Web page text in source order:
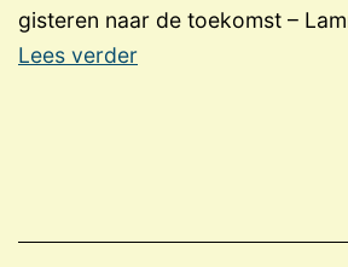
gisteren naar de toekomst –
Lees verderRecensies